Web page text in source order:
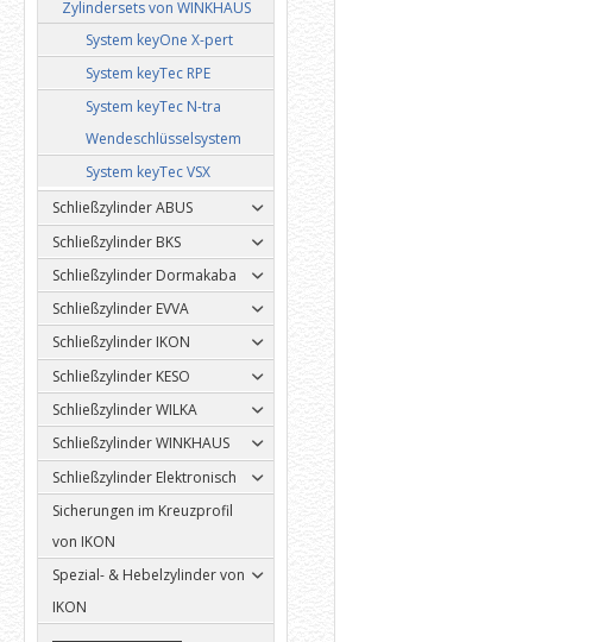
Zylindersets von WINKHAUS
System keyOne X-pert
System keyTec RPE
System keyTec N-tra
Wendeschlüsselsystem
System keyTec VSX
Schließzylinder ABUS
Schließzylinder BKS
Schließzylinder Dormakaba
Schließzylinder EVVA
Schließzylinder IKON
Schließzylinder KESO
Schließzylinder WILKA
Schließzylinder WINKHAUS
Schließzylinder Elektronisch
Sicherungen im Kreuzprofil
von IKON
Spezial- & Hebelzylinder von
IKON